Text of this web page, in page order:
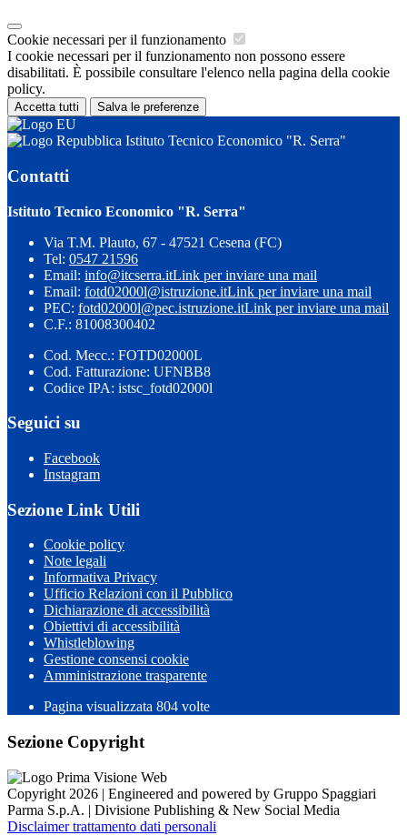
Cookie necessari per il funzionamento
I cookie necessari per il funzionamento non possono essere
disabilitati. È possibile consultare l'elenco nella pagina della cookie
policy.
Accetta tutti Salva le preferenze
Istituto Tecnico Economico "R. Serra"
Contatti
Istituto Tecnico Economico "R. Serra"
Via T.M. Plauto, 67 - 47521 Cesena (FC)
Tel: 0547 21596
Email: info@itcserra.itLink per inviare una mail
Email: fotd02000l@istruzione.itLink per inviare una mail
PEC: fotd02000l@pec.istruzione.itLink per inviare una mail
C.F.: 81008300402
Cod. Mecc.: FOTD02000L
Cod. Fatturazione: UFNBB8
Codice IPA: istsc_fotd02000l
Seguici su
Facebook
Instagram
Sezione Link Utili
Cookie policy
Note legali
Informativa Privacy
Ufficio Relazioni con il Pubblico
Dichiarazione di accessibilità
Obiettivi di accessibilità
Whistleblowing
Gestione consensi cookie
Amministrazione trasparente
Pagina visualizzata 804 volte
Sezione Copyright
Copyright 2026 | Engineered and powered by Gruppo Spaggiari
Parma S.p.A. | Divisione Publishing & New Social Media
Disclaimer trattamento dati personali